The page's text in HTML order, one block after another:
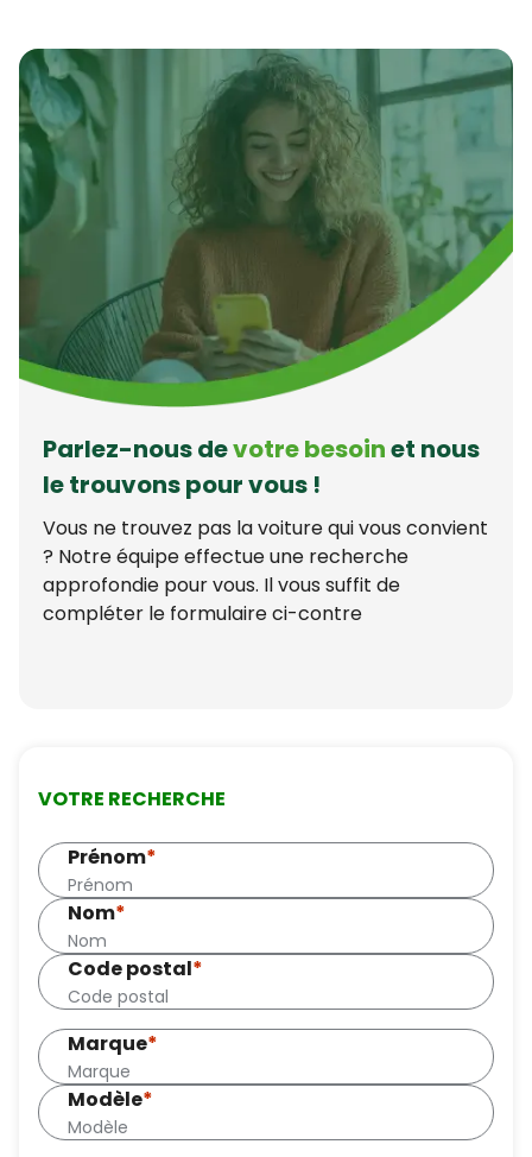
Parlez-nous devotre besoinet nous
le trouvons pour vous !
Vous ne trouvez pas la voiture qui vous convient
? Notre équipe effectue une recherche
approfondie pour vous. Il vous suffit de
compléter le formulaire ci-contre
VOTRE RECHERCHE
Prénom*
Nom*
Code postal*
Marque*
Modèle*